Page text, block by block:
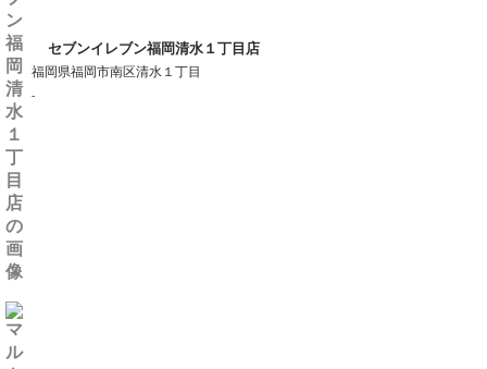
セブンイレブン福岡清水１丁目店
福岡県福岡市南区清水１丁目
-